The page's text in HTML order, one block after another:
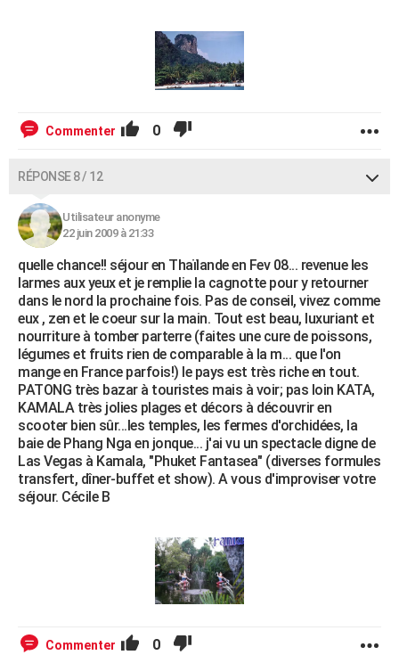
Commenter 0
RÉPONSE 8 / 12
Utilisateur anonyme
22 juin 2009 à 21:33
quelle chance!! séjour en Thaïlande en Fev 08... revenue les
larmes aux yeux et je remplie la cagnotte pour y retourner
dans le nord la prochaine fois. Pas de conseil, vivez comme
eux , zen et le coeur sur la main. Tout est beau, luxuriant et
nourriture à tomber parterre (faites une cure de poissons,
légumes et fruits rien de comparable à la m... que l'on
mange en France parfois!) le pays est très riche en tout.
PATONG très bazar à touristes mais à voir; pas loin KATA,
KAMALA très jolies plages et décors à découvrir en
scooter bien sûr...les temples, les fermes d'orchidées, la
baie de Phang Nga en jonque... j'ai vu un spectacle digne de
Las Vegas à Kamala, "Phuket Fantasea" (diverses formules
transfert, dîner-buffet et show). A vous d'improviser votre
séjour. Cécile B
Commenter 0